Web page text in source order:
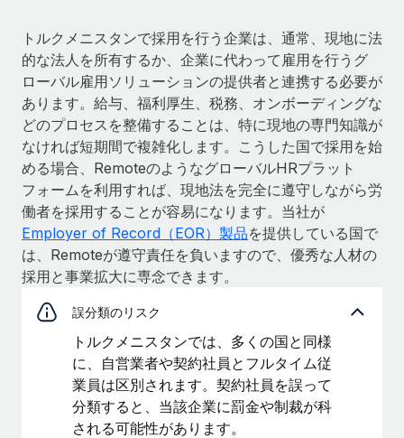
トルクメニスタンで採用を行う企業は、通常、現地に法
的な法人を所有するか、企業に代わって雇用を行うグ
ローバル雇用ソリューションの提供者と連携する必要が
あります。給与、福利厚生、税務、オンボーディングな
どのプロセスを整備することは、特に現地の専門知識が
なければ短期間で複雑化します。こうした国で採用を始
める場合、RemoteのようなグローバルHRプラット
フォームを利用すれば、現地法を完全に遵守しながら労
働者を採用することが容易になります。当社が
Employer of Record（EOR）製品を提供している国で
は、Remoteが遵守責任を負いますので、優秀な人材の
採用と事業拡大に専念できます。
誤分類のリスク
トルクメニスタンでは、多くの国と同様
に、自営業者や契約社員とフルタイム従
業員は区別されます。契約社員を誤って
分類すると、当該企業に罰金や制裁が科
される可能性があります。